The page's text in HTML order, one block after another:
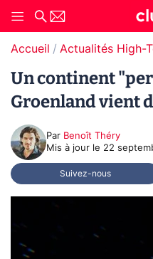
Accueil Actualités High-
Un continent
Groenland vient
Par Benoît Théry
Mis à jour le 22
Suivez-nous